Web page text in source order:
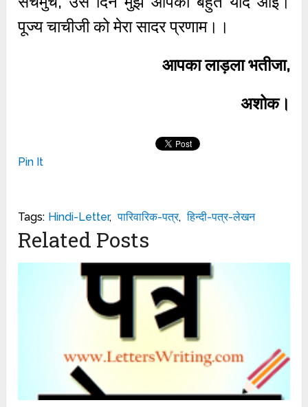
पूज्य चाचीजी को मेरा सादर प्रणाम।।
आपका लाड़ला भतीजा,
अशोक।
Pin It
Tags: Hindi-Letter, पारिवारिक-पत्र, हिन्दी-पत्र-लेखन
Related Posts